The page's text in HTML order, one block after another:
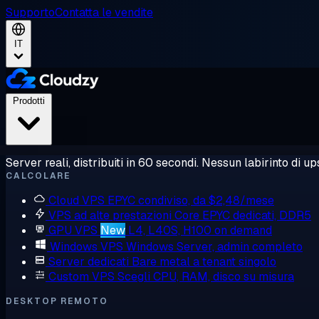
SupportoContatta le vendite
IT
Server reali, distribuiti in 60 secondi. Nessun labirinto di
CALCOLARE
Cloud VPS EPYC condiviso, da $2,48/mese
VPS ad alte prestazioni Core EPYC dedicati, DDR5
GPU VPS New L4, L40S, H100 on demand
Windows VPS Windows Server, admin completo
Server dedicati Bare metal a tenant singolo
Custom VPS Scegli CPU, RAM, disco su misura
DESKTOP REMOTO